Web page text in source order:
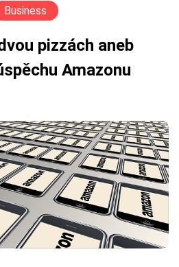
Business
pizzách aneb
Amazonu